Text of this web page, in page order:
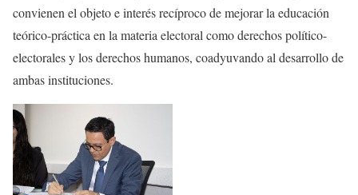
convienen el objeto e interés recíproco de mejorar la educación
teórico-práctica en la materia electoral como derechos político-
electorales y los derechos humanos, coadyuvando al desarrollo de
ambas instituciones.